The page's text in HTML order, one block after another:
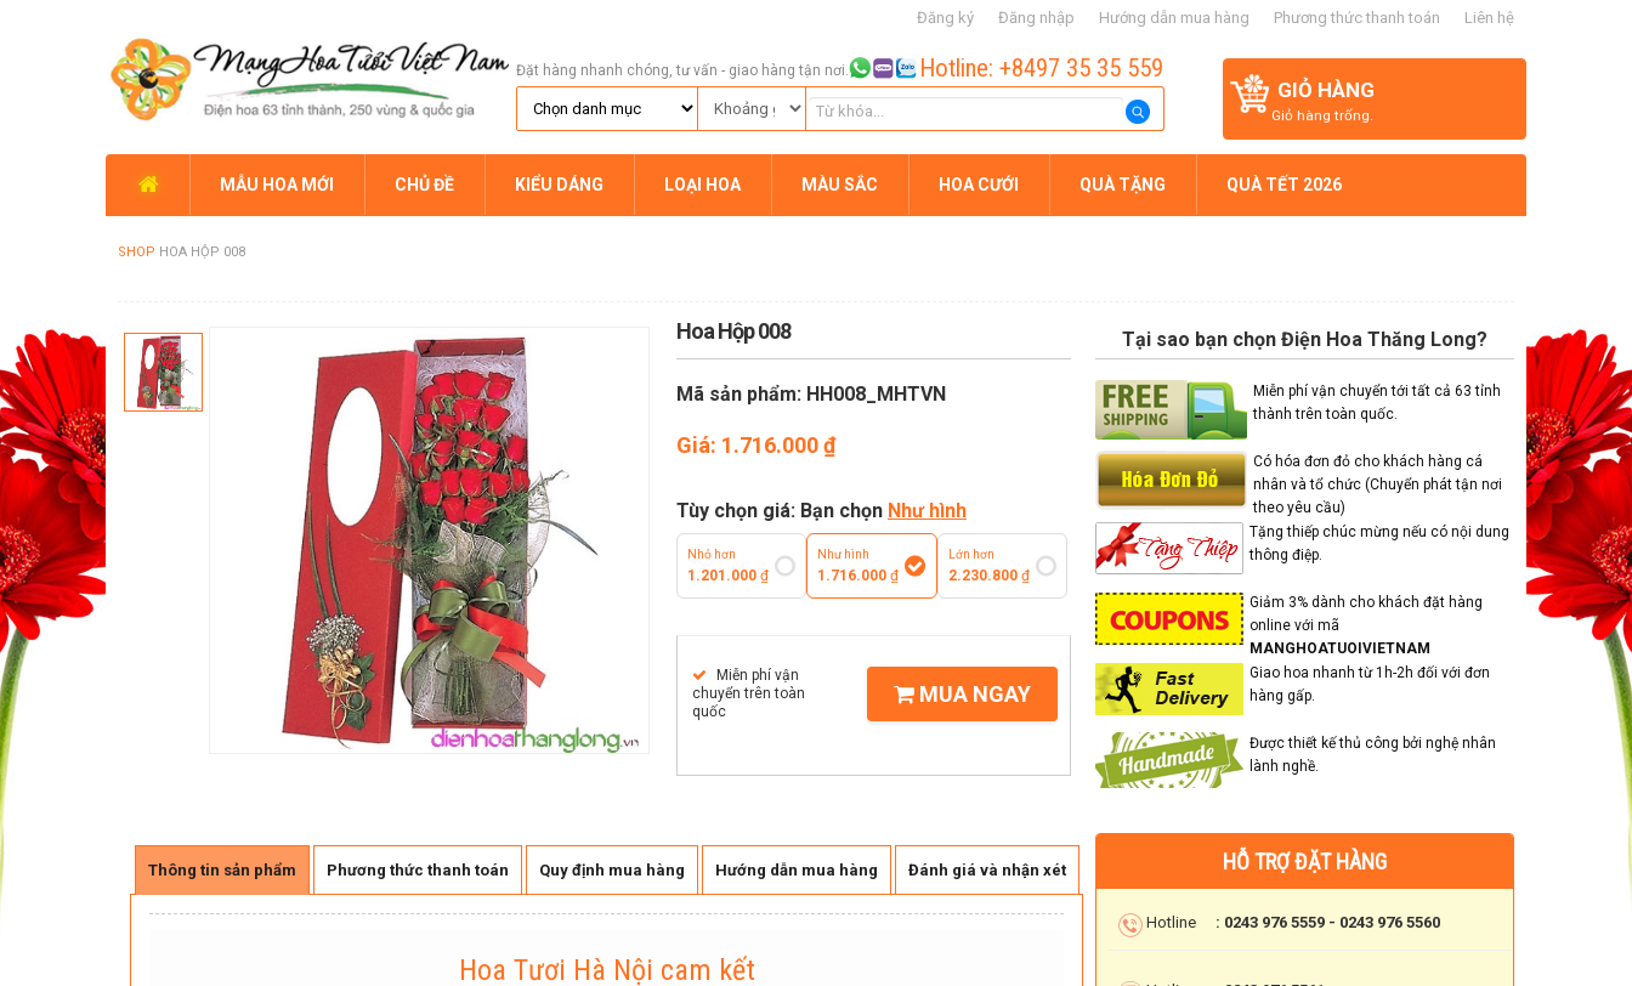
Đăng ký Đăng nhập Hướng dẫn mua hàng Phương thức thanh toán Liên hệ
GIỎ HÀNG
Giỏ hàng trống.
Đặt hàng nhanh chóng, tư vấn - giao hàng tận nơi. Hotline: +8497 35 35 559
MẪU HOA MỚI CHỦ ĐỀ KIỂU DÁNG LOẠI HOA MÀU SẮC HOA CƯỚI QUÀ TẶNG QUÀ TẾT 2026
SHOP HOA HỘP 008
Hoa Hộp 008
Mã sản phẩm: HH008_MHTVN
Giá: 1.716.000₫
Tùy chọn giá: Bạn chọn Như hình
Nhỏ hơn
1.201.000 ₫
Như hình
1.716.000₫
Lớn hơn
2.230.800 ₫
Miễn phí vận
chuyển trên toàn
quốc
MUA NGAY
Tại sao bạn chọn Điện Hoa Thăng Long?
Miễn phí vận chuyển tới tất cả 63 tỉnh
thành trên toàn quốc.
Có hóa đơn đỏ cho khách hàng cá
nhân và tổ chức (Chuyển phát tận nơi
theo yêu cầu)
Tặng thiếp chúc mừng nếu có nội dung
thông điệp.
Giảm 3% dành cho khách đặt hàng
online với mã
MANGHOATUOIVIETNAM
Giao hoa nhanh từ 1h-2h đối với đơn
hàng gấp.
Được thiết kế thủ công bởi nghệ nhân
lành nghề.
Thông tin sản phẩm Phương thức thanh toán Quy định mua hàng Hướng dẫn mua hàng Đánh giá và nhận xét
Hoa Tươi Hà Nội cam kết
HỖ TRỢ ĐẶT HÀNG
Hotline : 0243 976 5559 - 0243 976 5560